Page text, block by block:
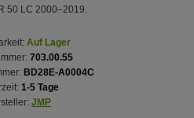
50 LC 2000–2019.
Auf Lager
703.00.55
BD28E-A0004C
1-5 Tage
JMP